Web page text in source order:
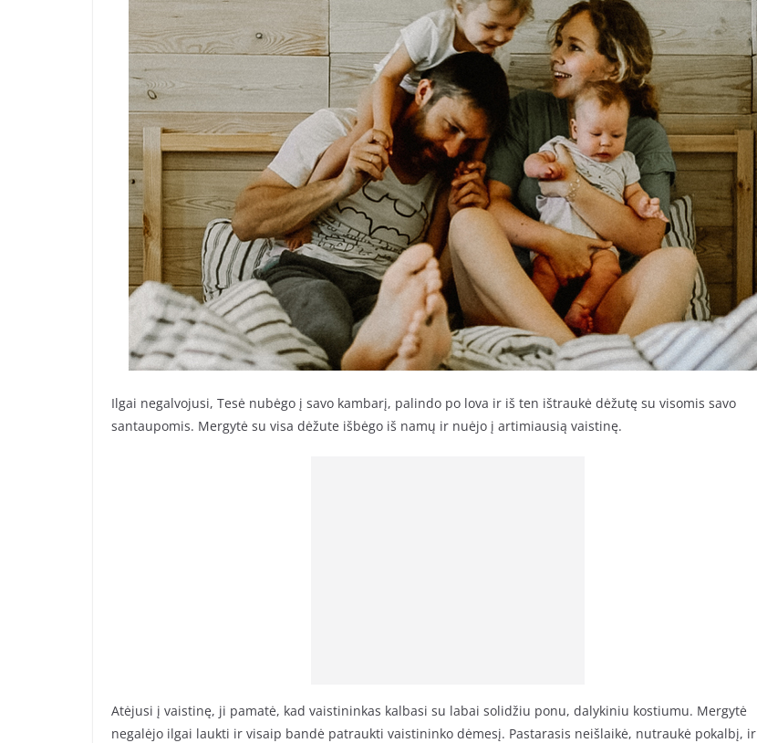
Ilgai negalvojusi, Tesė nubėgo į savo kambarį, palindo po lova ir iš ten ištraukė dėžutę su visomis savo
santaupomis. Mergytė su visa dėžute išbėgo iš namų ir nuėjo į artimiausią vaistinę.
Atėjusi į vaistinę, ji pamatė, kad vaistininkas kalbasi su labai solidžiu ponu, dalykiniu kostiumu. Mergytė
negalėjo ilgai laukti ir visaip bandė patraukti vaistininko dėmesį. Pastarasis neišlaikė, nutraukė pokalbį, ir